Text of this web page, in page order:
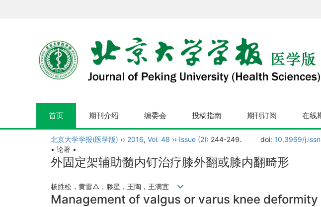
首页 期刊介绍 编委会 投稿指南 期刊订阅 在线
北京大学学报(医学版) ›› 2016, Vol. 48 ›› Issue (2): 244-249. doi: 10.3969/
• 论著 •
外固定架辅助髓内钉治疗膝外翻或膝内翻畸形
杨胜松，黄雷△，滕星，王陶，王满宜
Management of valgus or varus knee